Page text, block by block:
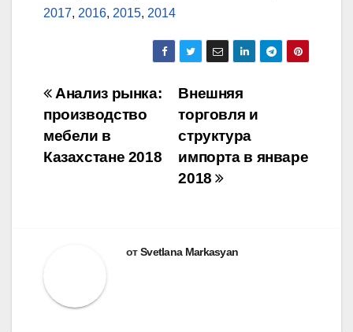
2017, 2016, 2015, 2014
Навигация
по
записям
Внешняя
торговля и
структура
импорта в январе
2018
Анализ рынка:
производство
мебели в
Казахстане 2018
отSvetlana Markasyan